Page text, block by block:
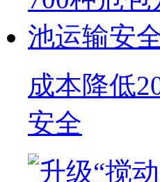
成本降低
安全